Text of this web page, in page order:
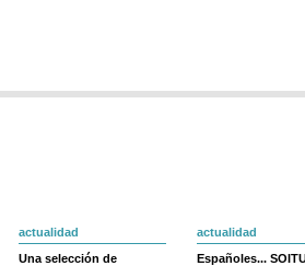
actualidad
Una selección de
actualidad
Españoles...